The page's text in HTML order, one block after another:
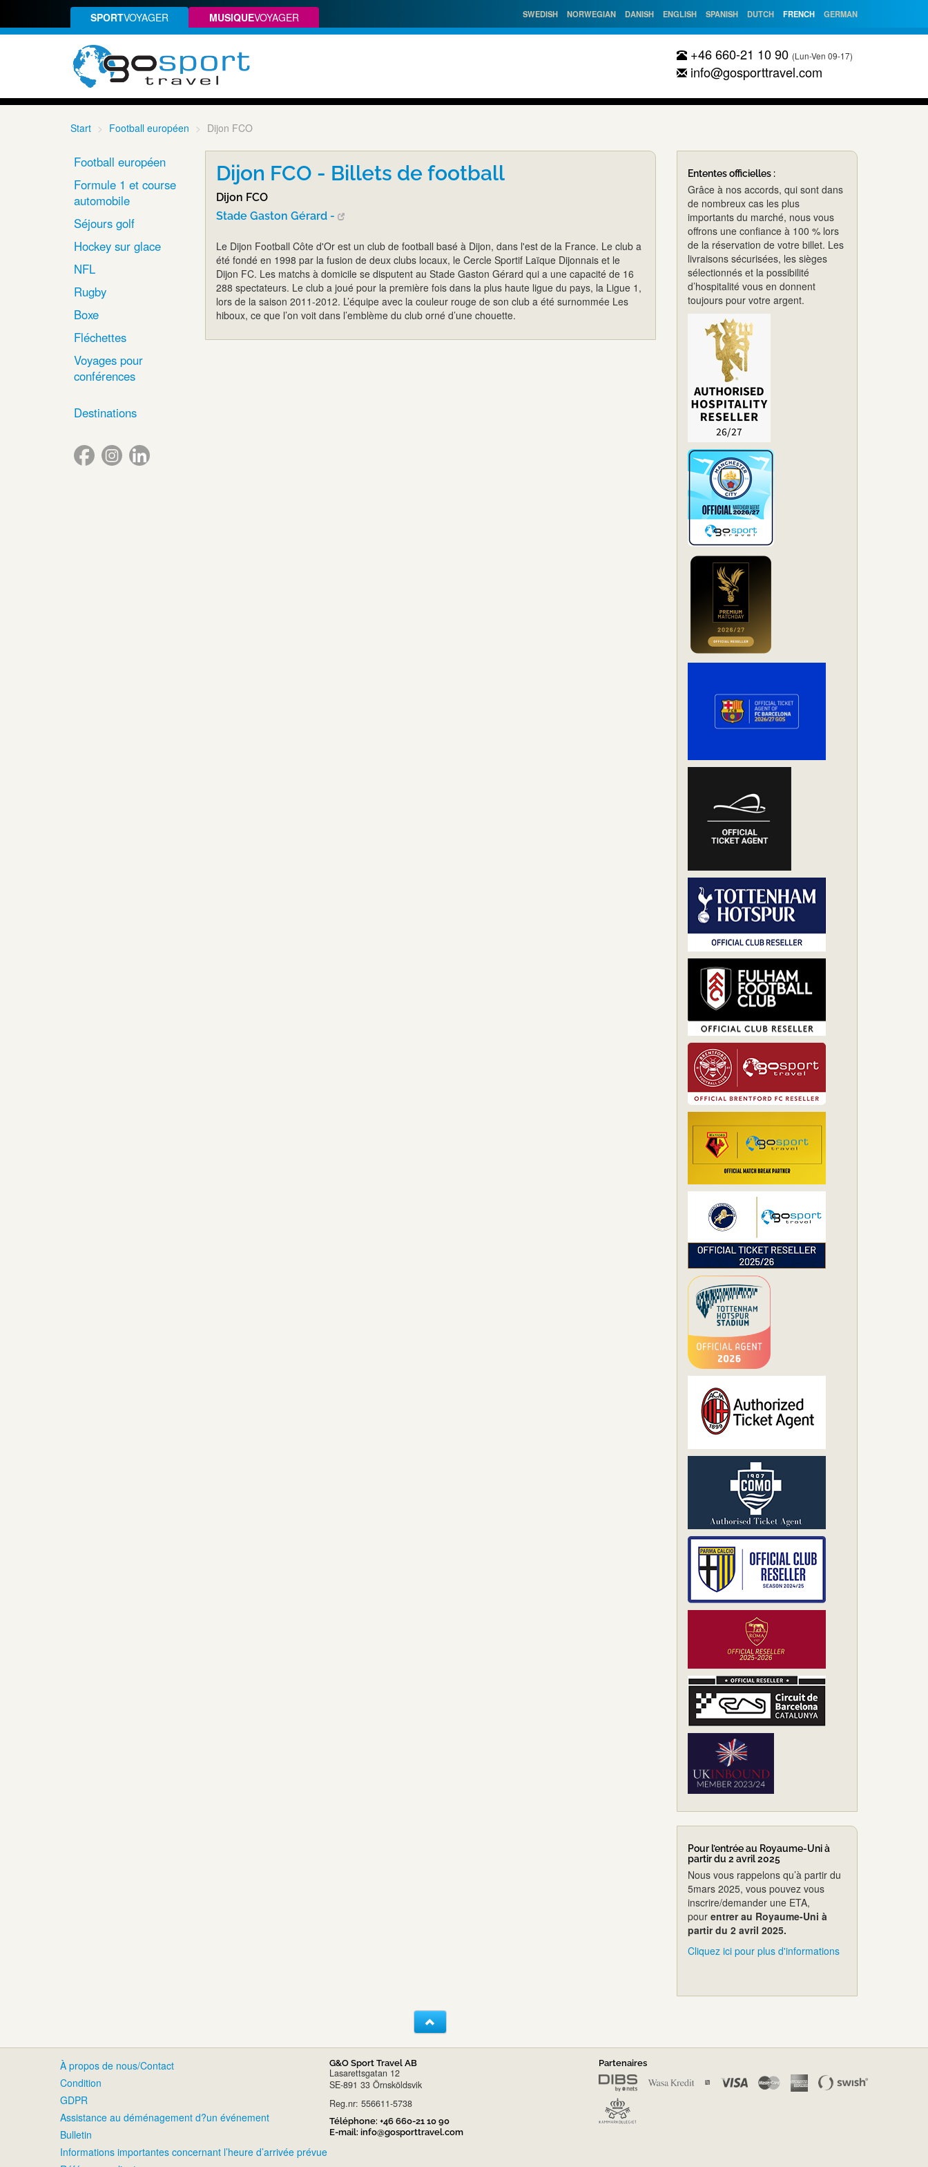
SPORTVOYAGER MUSIQUEVOYAGER SWEDISH NORWEGIAN DANISH ENGLISH SPANISH DUTCH FRENCH GERMAN
+46 660-21 10 90 (Lun-Ven 09-17)
info@gosporttravel.com
Start Football européen Dijon FCO
Football européen
Formule 1 et course
automobile
Séjours golf
Hockey sur glace
NFL
Rugby
Boxe
Fléchettes
Voyages pour
conférences
Destinations
Dijon FCO - Billets de football
Dijon FCO
Stade Gaston Gérard -
Le Dijon Football Côte d'Or est un club de football basé à Dijon, dans l'est de la France. Le club a
été fondé en 1998 par la fusion de deux clubs locaux, le Cercle Sportif Laïque Dijonnais et le
Dijon FC. Les matchs à domicile se disputent au Stade Gaston Gérard qui a une capacité de 16
288 spectateurs. Le club a joué pour la première fois dans la plus haute ligue du pays, la Ligue 1,
lors de la saison 2011-2012. L’équipe avec la couleur rouge de son club a été surnommée Les
hiboux, ce que l’on voit dans l’emblème du club orné d’une chouette.
Ententes officielles :
Grâce à nos accords, qui sont dans
de nombreux cas les plus
importants du marché, nous vous
offrons une confiance à 100 % lors
de la réservation de votre billet. Les
livraisons sécurisées, les sièges
sélectionnés et la possibilité
d’hospitalité vous en donnent
toujours pour votre argent.
Pour l’entrée au Royaume-Uni à
partir du 2 avril 2025
Nous vous rappelons qu’à partir du
5mars 2025, vous pouvez vous
inscrire/demander une ETA,
pour entrer au Royaume-Uni à
partir du 2 avril 2025.
Cliquez ici pour plus d'informations
À propos de nous/Contact
Condition
GDPR
Assistance au déménagement d?un événement
Bulletin
Informations importantes concernant l’heure d’arrivée prévue
G&O Sport Travel AB
Lasarettsgatan 12
SE-891 33 Örnsköldsvik
Reg.nr: 556611-5738
Téléphone: +46 660-21 10 90
E-mail: info@gosporttravel.com
Partenaires